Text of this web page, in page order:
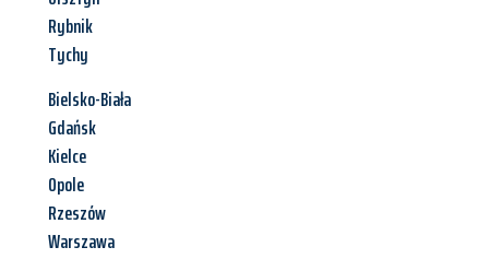
Rybnik
Tychy
Bielsko-Biała
Gdańsk
Kielce
Opole
Rzeszów
Warszawa